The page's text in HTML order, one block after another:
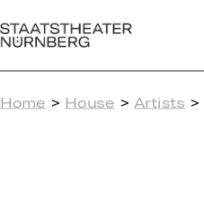
Home > House > Artists >